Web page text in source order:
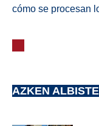
cómo se procesan
AZKEN